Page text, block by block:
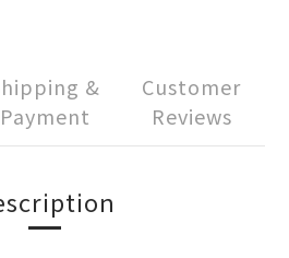
&
Payment
Customer
Reviews